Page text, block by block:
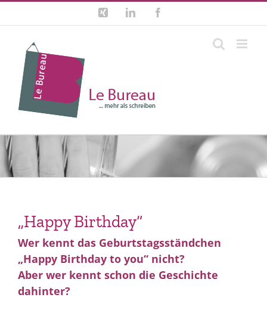
Zum
springen
Xing LinkedIn
„Happy Birthday“
Wer kennt das Geburtstagsständchen
„Happy Birthday to you“ nicht?
Aber wer kennt schon die Geschichte
dahinter?